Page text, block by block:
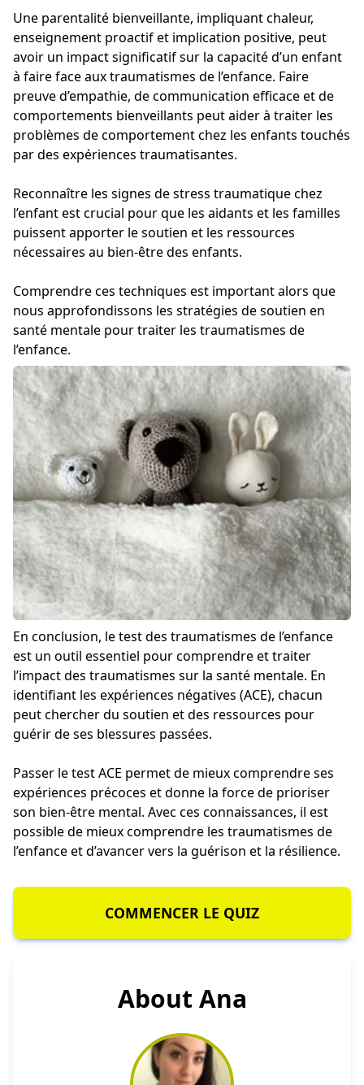
Une parentalité bienveillante, impliquant chaleur,
enseignement proactif et implication positive, peut
avoir un impact significatif sur la capacité d’un enfant
à faire face aux traumatismes de l’enfance. Faire
preuve d’empathie, de communication efficace et de
comportements bienveillants peut aider à traiter les
problèmes de comportement chez les enfants touchés
par des expériences traumatisantes.
Reconnaître les signes de stress traumatique chez
l’enfant est crucial pour que les aidants et les familles
puissent apporter le soutien et les ressources
nécessaires au bien-être des enfants.
Comprendre ces techniques est important alors que
nous approfondissons les stratégies de soutien en
santé mentale pour traiter les traumatismes de
l’enfance.
En conclusion, le test des traumatismes de l’enfance
est un outil essentiel pour comprendre et traiter
l’impact des traumatismes sur la santé mentale. En
identifiant les expériences négatives (ACE), chacun
peut chercher du soutien et des ressources pour
guérir de ses blessures passées.
Passer le test ACE permet de mieux comprendre ses
expériences précoces et donne la force de prioriser
son bien-être mental. Avec ces connaissances, il est
possible de mieux comprendre les traumatismes de
l’enfance et d’avancer vers la guérison et la résilience.
COMMENCER LE QUIZ
About Ana